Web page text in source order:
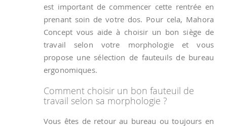
est important de commencer cette rentrée en
prenant soin de votre dos. Pour cela, Mahora
Concept vous aide à choisir un bon siège de
travail selon votre morphologie et vous
propose une sélection de fauteuils de bureau
ergonomiques.
Comment choisir un bon fauteuil de
travail selon sa morphologie ?
Vous êtes de retour au bureau ou toujours en